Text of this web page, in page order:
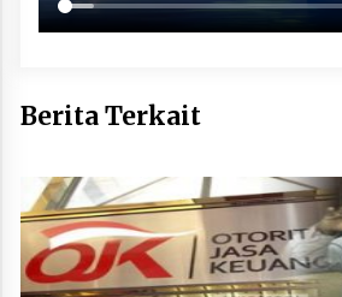
Berita Terkait